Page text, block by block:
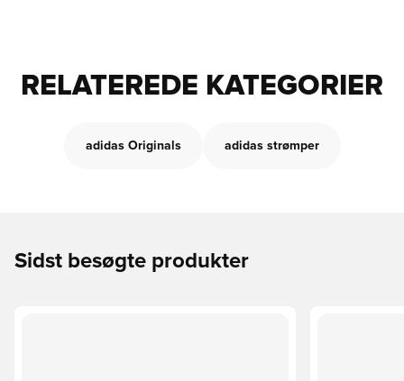
RELATEREDE KATEGORIER
adidas Originals adidas strømper
Sidst besøgte produkter